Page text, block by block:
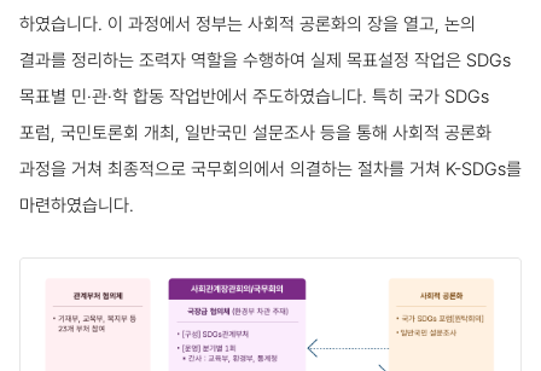
하였습니다. 이 과정에서 정부는 사회적 공론화의 장을 열고, 논의
결과를 정리하는 조력자 역할을 수행하여 실제 목표설정 작업은 SDGs
목표별 민·관·학 합동 작업반에서 주도하였습니다. 특히 국가 SDGs
포럼, 국민토론회 개최, 일반국민 설문조사 등을 통해 사회적 공론화
과정을 거쳐 최종적으로 국무회의에서 의결하는 절차를 거쳐 K-SDGs를
마련하였습니다.